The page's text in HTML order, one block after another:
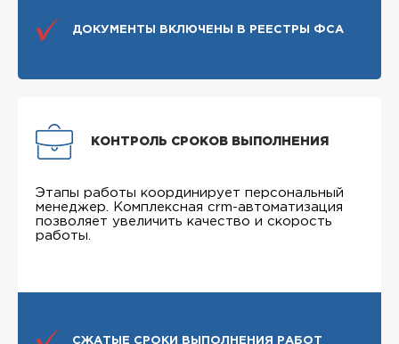
ДОКУМЕНТЫ ВКЛЮЧЕНЫ В РЕЕСТРЫ ФСА
КОНТРОЛЬ СРОКОВ ВЫПОЛНЕНИЯ
Этапы работы координирует персональный
менеджер. Комплексная crm-автоматизация
позволяет увеличить качество и скорость
работы.
СЖАТЫЕ СРОКИ ВЫПОЛНЕНИЯ РАБОТ